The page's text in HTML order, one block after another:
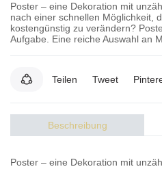
Poster – eine Dekoration mit
nach einer schnellen Möglichkeit,
kostengünstig zu verändern?
Aufgabe. Eine reiche Auswahl an
Teilen Tweet
Beschreibung
Poster – eine Dekoration mit